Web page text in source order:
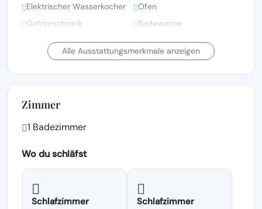
Elektrischer Wasserkocher
Ofen
Gefrierschrank
Badewanne
Bettwäsche, Handtücher
und Wäsche gemäß den
Behörden gewaschen
Bettwäsche vorhanden
Alle Ausstattungsmerkmale anzeigen
Zimmer
1 Badezimmer
Wo du schläfst
Schlafzimmer Schlafzimmer